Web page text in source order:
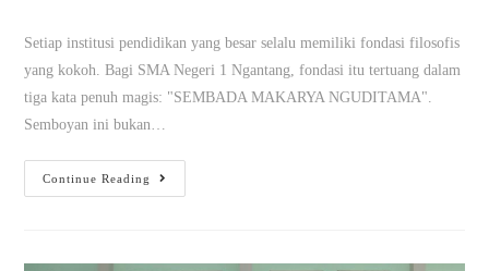
Setiap institusi pendidikan yang besar selalu memiliki fondasi filosofis
yang kokoh. Bagi SMA Negeri 1 Ngantang, fondasi itu tertuang dalam
tiga kata penuh magis: "SEMBADA MAKARYA NGUDITAMA".
Semboyan ini bukan…
Continue Reading